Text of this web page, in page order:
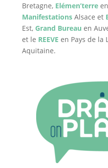
Bretagne, Elémen’terre
ManifestationsAlsace et
Est, Grand Bureau en
et le REEVE en Pays de la
Aquitaine.